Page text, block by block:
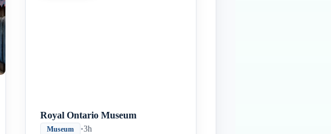
Royal Ontario Museum
Museum •3h